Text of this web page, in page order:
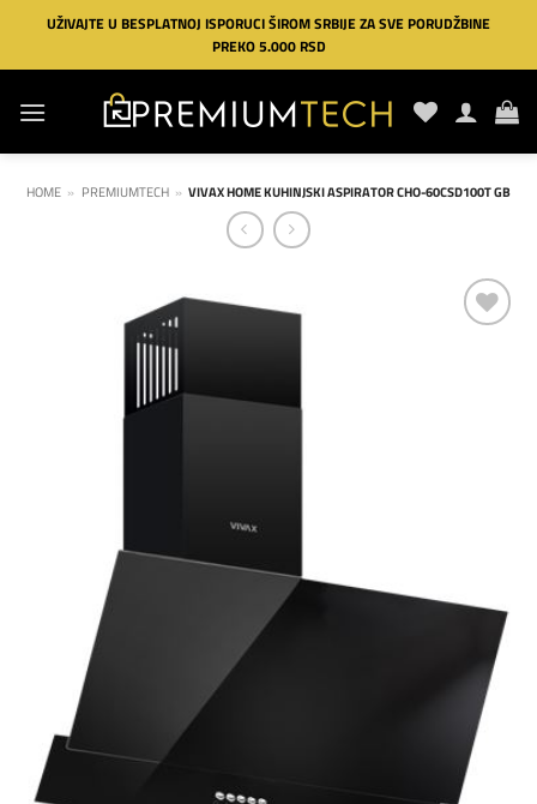
Preskoči
sadržaj
UŽIVAJTE U BESPLATNOJ ISPORUCI ŠIROM SRBIJE ZA SVE PORUDŽBINE
PREKO 5.000 RSD
HOME » PREMIUMTECH » VIVAX HOME KUHINJSKI ASPIRATOR CHO-60CSD100T GB